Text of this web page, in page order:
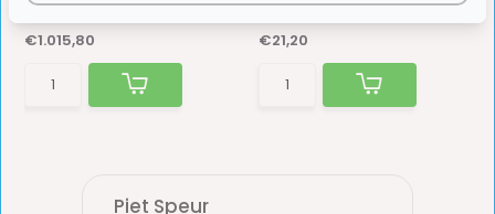
Op voorraad
€1.015,80
Op voorraad
€21,20